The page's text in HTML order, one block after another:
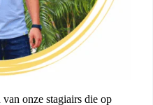
onze stagiairs die op